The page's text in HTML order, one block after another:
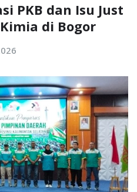
PKB dan Isu Just
di Bogor